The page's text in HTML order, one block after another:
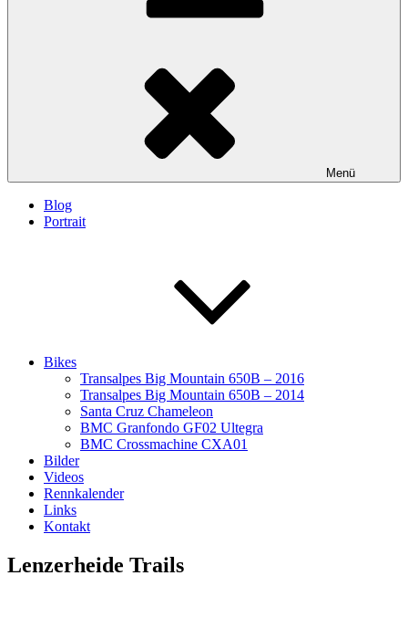
Menü
Blog
Portrait
Bikes
Transalpes Big Mountain 650B – 2016
Transalpes Big Mountain 650B – 2014
Santa Cruz Chameleon
BMC Granfondo GF02 Ultegra
BMC Crossmachine CXA01
Bilder
Videos
Rennkalender
Links
Kontakt
Lenzerheide Trails